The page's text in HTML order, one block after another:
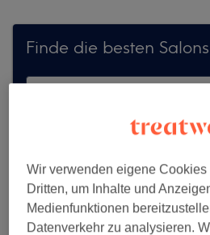
Finde die besten
Auf Treatwell
Mehr Salons anzeigen
Wir verwenden eigene
Dritten, um Inhalte und
Medienfunktionen
Datenverkehr zu analysieren.